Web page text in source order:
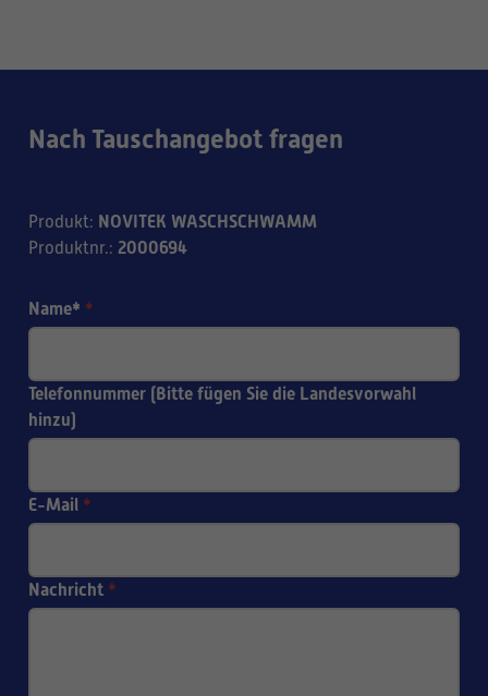
Nach Tauschangebot fragen
Produkt: NOVITEK WASCHSCHWAMM
Produktnr.: 2000694
Name* *
Telefonnummer (Bitte fügen Sie die Landesvorwahl
hinzu)
E-Mail *
Nachricht *